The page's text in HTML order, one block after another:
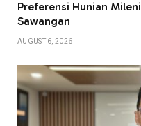
Preferensi Hunian
Sawangan
AUGUST 6, 2026